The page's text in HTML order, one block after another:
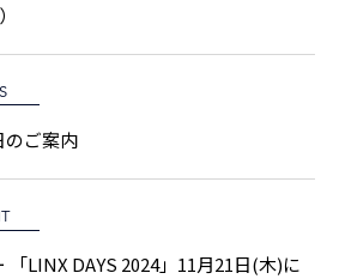
ご案内
LINX DAYS 2024」11月21日(木)に